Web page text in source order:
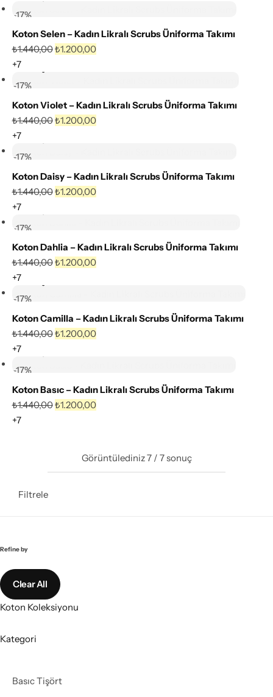
-17%
Koton Selen – Kadın Likralı Scrubs Üniforma Takımı
₺1.440,00₺1.200,00
+7
-17%
Koton Violet – Kadın Likralı Scrubs Üniforma Takımı
₺1.440,00₺1.200,00
+7
-17%
Favorilere
Ekle
Koton Daisy – Kadın Likralı Scrubs Üniforma Takımı
₺1.440,00₺1.200,00
+7
-17%
Favorilere
Ekle
Koton Dahlia – Kadın Likralı Scrubs Üniforma Takımı
₺1.440,00₺1.200,00
+7
-17%
Favorilere
Ekle
Koton Camilla – Kadın Likralı Scrubs Üniforma Takımı
₺1.440,00₺1.200,00
+7
-17%
Favorilere
Ekle
Koton Basıc – Kadın Likralı Scrubs Üniforma Takımı
₺1.440,00₺1.200,00
+7
Görüntülediniz7 / 7sonuç
Filtrele
Refine by
Clear All
Koton Koleksiyonu
Kategori
Basıc Tişört
Erkek
Dynamic Esnek Koleksiyonu
Koton Koleksiyonu
Klinik Üniformaları
Hastane Üniformaları
Diş Hekimi Üniformaları
Önlükler
Sağlık Bölümü Öğrencileri
Teknik Hizmetler
Temizlik Personeli
Tıbbi Sekreterler